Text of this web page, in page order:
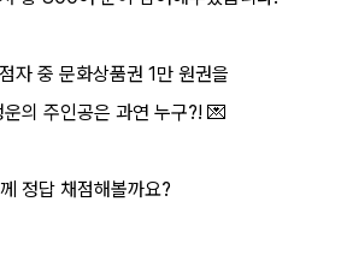
자 중 문화상품권 1만 원권을
운의 주인공은 과연 누구?! 💌
정답 채점해볼까요?